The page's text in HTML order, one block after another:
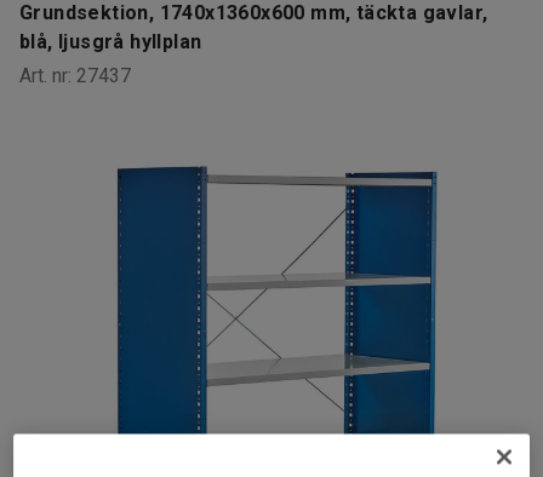
Grundsektion, 1740x1360x600 mm, täckta gavlar,
blå, ljusgrå hyllplan
Art. nr: 27437